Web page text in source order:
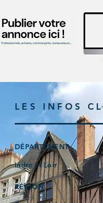
LES INFOS
DÉPARTEMENT
Indre et Loir
RÉGION